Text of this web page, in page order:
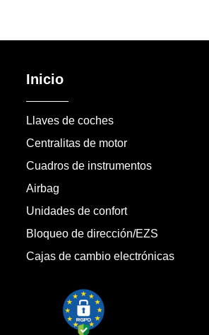
Inicio
Llaves de coches
Centralitas de motor
Cuadros de instrumentos
Airbag
Unidades de confort
Bloqueo de dirección/EZS
Cajas de cambio electrónicas